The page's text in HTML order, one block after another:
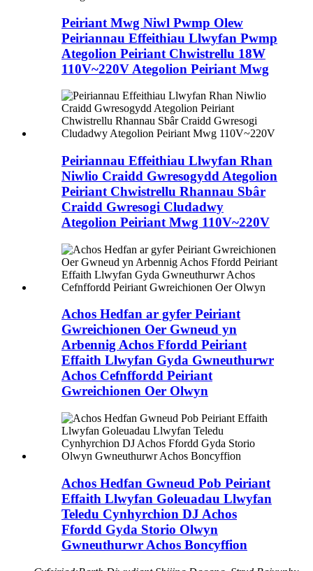
Peiriant Mwg Niwl Pwmp Olew
Peiriannau Effeithiau Llwyfan Pwmp
Ategolion Peiriant Chwistrellu 18W
110V~220V Ategolion Peiriant Mwg
Peiriannau Effeithiau Llwyfan Rhan
Niwlio Craidd Gwresogydd Ategolion
Peiriant Chwistrellu Rhannau Sbâr
Craidd Gwresogi Cludadwy
Ategolion Peiriant Mwg 110V~220V
Achos Hedfan ar gyfer Peiriant
Gwreichionen Oer Gwneud yn
Arbennig Achos Ffordd Peiriant
Effaith Llwyfan Gyda Gwneuthurwr
Achos Cefnffordd Peiriant
Gwreichionen Oer Olwyn
Achos Hedfan Gwneud Pob Peiriant
Effaith Llwyfan Goleuadau Llwyfan
Teledu Cynhyrchion DJ Achos
Ffordd Gyda Storio Olwyn
Gwneuthurwr Achos Boncyffion